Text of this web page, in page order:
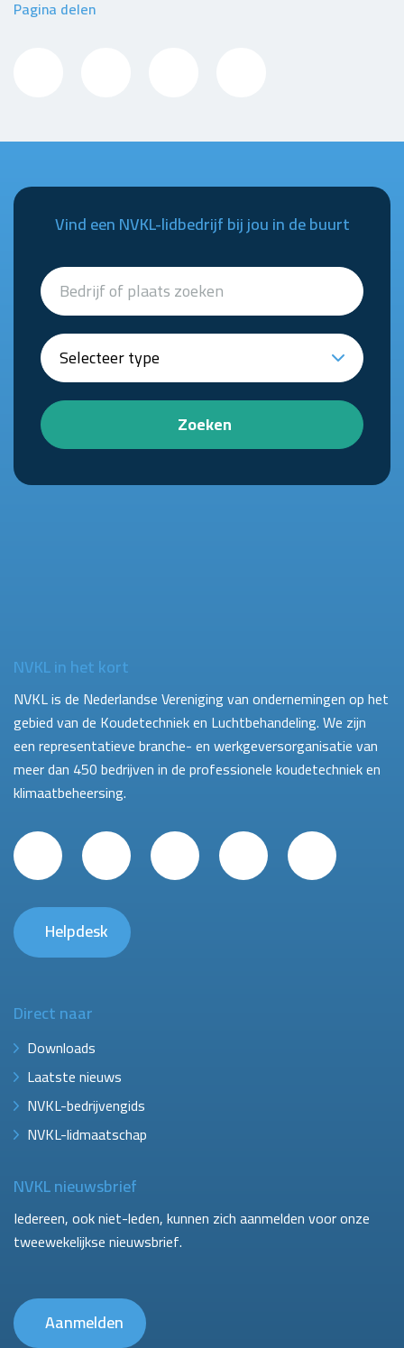
Pagina delen
Vind een NVKL-lidbedrijf bij jou in de buurt
Zoeken
NVKL in het kort
NVKL is de Nederlandse Vereniging van ondernemingen op het
gebied van de Koudetechniek en Luchtbehandeling. We zijn
een representatieve branche- en werkgeversorganisatie van
meer dan 450 bedrijven in de professionele koudetechniek en
klimaatbeheersing.
Helpdesk
Direct naar
Downloads
Laatste nieuws
NVKL-bedrijvengids
NVKL-lidmaatschap
NVKL nieuwsbrief
Iedereen, ook niet-leden, kunnen zich aanmelden voor onze
tweewekelijkse nieuwsbrief.
Aanmelden